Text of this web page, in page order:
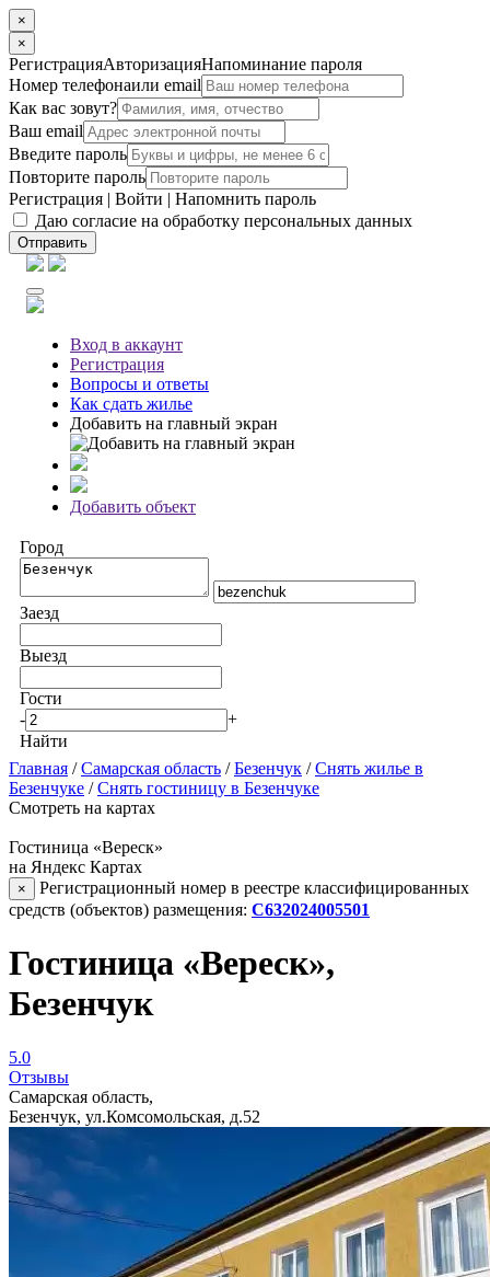
×
×
РегистрацияАвторизацияНапоминание пароля
Номер телефонаили email
Как вас зовут?
Ваш email
Введите пароль
Повторите пароль
Регистрация | Войти | Напомнить пароль
Даю согласие на обработку персональных данных
Отправить
Вход в аккаунт
Регистрация
Вопросы и ответы
Как сдать жилье
Добавить на главный экран
Добавить объект
Город
Заезд
Выезд
Гости
-
+
Найти
Главная /Самарская область /Безенчук /Снять жилье в
Безенчуке /Снять гостиницу в Безенчуке
Смотреть на картах
Гостиница «Вереск»
на Яндекс Картах
×
Регистрационный номер в реестре классифицированных
средств (объектов) размещения: С632024005501
Гостиница «Вереск»,
Безенчук
5.0
Отзывы
Самарская область,
Безенчук, ул.Комсомольская, д.52